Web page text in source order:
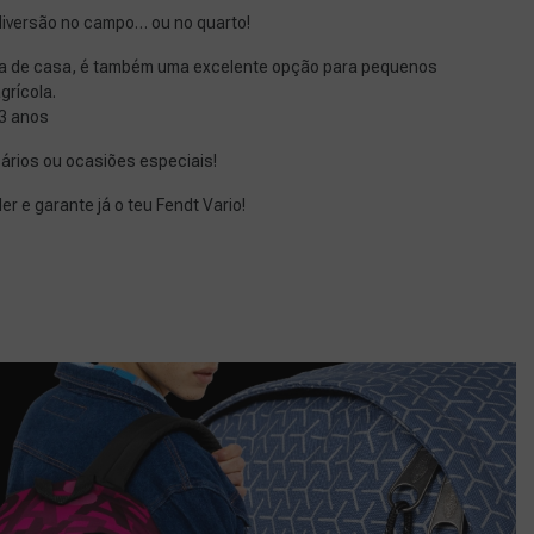
no campo… ou no quarto!
de casa, é também uma excelente opção para pequenos
anos
ou ocasiões especiais!
e garante já o teu Fendt Vario!